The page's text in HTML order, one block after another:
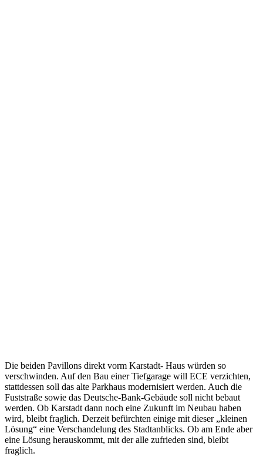
Die beiden Pavillons direkt vorm Karstadt- Haus würden so
verschwinden. Auf den Bau einer Tiefgarage will ECE verzichten,
stattdessen soll das alte Parkhaus modernisiert werden. Auch die
Fuststraße sowie das Deutsche-Bank-Gebäude soll nicht bebaut
werden. Ob Karstadt dann noch eine Zukunft im Neubau haben
wird, bleibt fraglich. Derzeit befürchten einige mit dieser „kleinen
Lösung“ eine Verschandelung des Stadtanblicks. Ob am Ende aber
eine Lösung herauskommt, mit der alle zufrieden sind, bleibt
fraglich.